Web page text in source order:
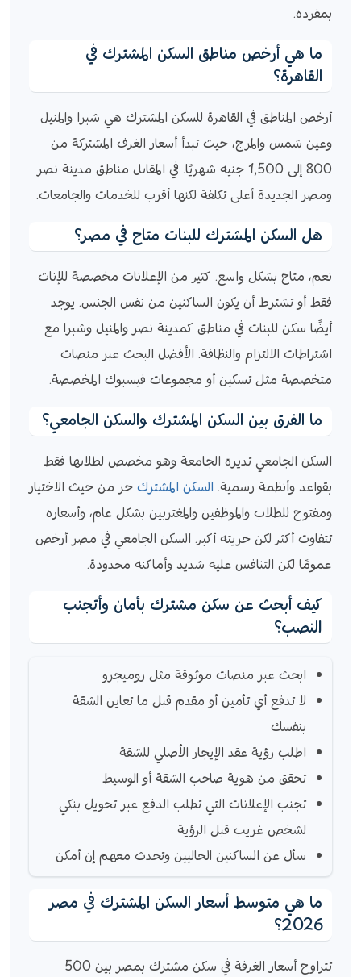
بمفرده.
ما هي أرخص مناطق السكن المشترك في
القاهرة؟
أرخص المناطق في القاهرة للسكن المشترك هي شبرا والمنيل
وعين شمس والمرج، حيث تبدأ أسعار الغرف المشتركة من
800 إلى 1,500 جنيه شهريًا. في المقابل مناطق مدينة نصر
ومصر الجديدة أعلى تكلفة لكنها أقرب للخدمات والجامعات.
هل السكن المشترك للبنات متاح في مصر؟
نعم، متاح بشكل واسع. كثير من الإعلانات مخصصة للإناث
فقط أو تشترط أن يكون الساكنين من نفس الجنس. يوجد
أيضًا سكن للبنات في مناطق كمدينة نصر والمنيل وشبرا مع
اشتراطات الالتزام والنظافة. الأفضل البحث عبر منصات
متخصصة مثل تسكين أو مجموعات فيسبوك المخصصة.
ما الفرق بين السكن المشترك والسكن الجامعي؟
السكن الجامعي تديره الجامعة وهو مخصص لطلابها فقط
بقواعد وأنظمة رسمية. السكن المشتركحر من حيث الاختيار
ومفتوح للطلاب والموظفين والمغتربين بشكل عام، وأسعاره
تتفاوت أكثر لكن حريته أكبر. السكن الجامعي في مصر أرخص
عمومًا لكن التنافس عليه شديد وأماكنه محدودة.
كيف أبحث عن سكن مشترك بأمان وأتجنب
النصب؟
ابحث عبر منصات موثوقة مثل روميجرو
لا تدفع أي تأمين أو مقدم قبل ما تعاين الشقة
بنفسك
اطلب رؤية عقد الإيجار الأصلي للشقة
تحقق من هوية صاحب الشقة أو الوسيط
تجنب الإعلانات التي تطلب الدفع عبر تحويل بنكي
لشخص غريب قبل الرؤية
سأل عن الساكنين الحاليين وتحدث معهم إن أمكن
ما هي متوسط أسعار السكن المشترك في مصر
2026؟
تتراوح أسعار الغرفة في سكن مشترك بمصر بين 500